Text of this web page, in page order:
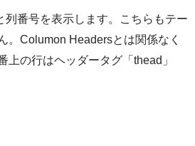
番号を表示します。こちらもテー
。Columon Headersとは関係なく
上の行はヘッダータグ「thead」